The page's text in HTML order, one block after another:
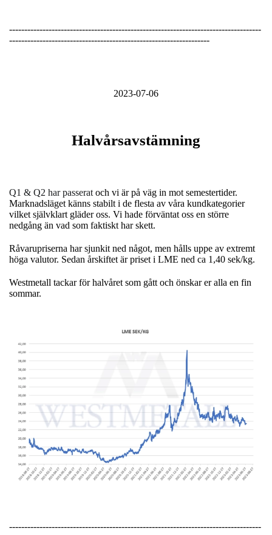
-----------------------------------------------------------------------------------
------------------------------------------------------------------
2023-07-06
Halvårsavstämning
Q1 & Q2 har passeratoch vi är på väg in mot semestertider.
Marknadsläget känns stabilt i de flesta av våra kundkategorier
vilket självklart gläder oss. Vi hade förväntat oss en större
nedgång än vad som faktiskt har skett.
Råvarupriserna har sjunkit ned något, men hålls uppe av extremt
höga valutor. Sedan årskiftet är priset i LME ned ca 1,40 sek/kg.
Westmetall tackar för halvåret som gått och önskar er alla en fin
sommar.
-----------------------------------------------------------------------------------